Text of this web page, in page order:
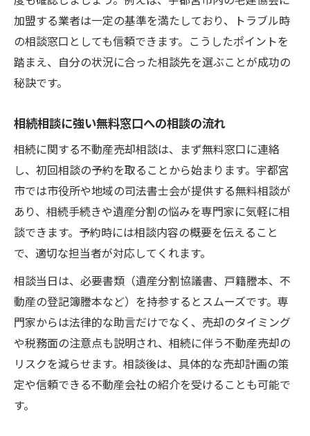
加盟する業者は一定の基準を満たしており、トラブル時
の相談窓口としても信頼できます。こうしたポイントを
踏まえ、自分の状況に合った相談先を選ぶことが成功の
秘訣です。
相続相談に強い無料窓口への相談の流れ
相続に関する不動産売却相談は、まず無料窓口に連絡
し、初回相談の予約を取ることから始まります。宇都宮
市では市役所や地域の司法書士会が提供する無料相談が
あり、相続手続きや遺産分割の悩みを専門家に気軽に相
談できます。予約時には相談内容の概要を伝えること
で、適切な担当者が対応してくれます。
相談当日は、必要書類（遺産分割協議書、戸籍謄本、不
動産の登記簿謄本など）を持参するとスムーズです。専
門家からは法律的な助言だけでなく、売却のタイミング
や税務面の注意点も説明され、相続に伴う不動産売却の
リスクを減らせます。相談後は、具体的な売却計画の策
定や信頼できる不動産会社の紹介を受けることも可能で
す。